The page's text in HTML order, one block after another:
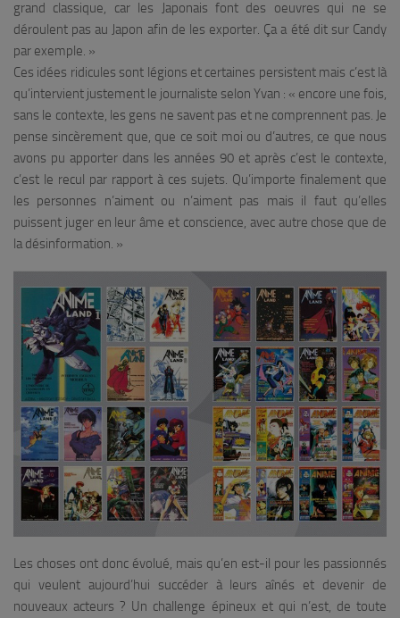
grand classique, car les Japonais font des oeuvres qui ne se
déroulent pas au Japon afin de les exporter. Ça a été dit sur Candy
par exemple. »
Ces idées ridicules sont légions et certaines persistent mais c’est là
qu’intervient justement le journaliste selon Yvan : « encore une fois,
sans le contexte, les gens ne savent pas et ne comprennent pas. Je
pense sincèrement que, que ce soit moi ou d’autres, ce que nous
avons pu apporter dans les années 90 et après c’est le contexte,
c’est le recul par rapport à ces sujets. Qu’importe finalement que
les personnes n’aiment ou n’aiment pas mais il faut qu’elles
puissent juger en leur âme et conscience, avec autre chose que de
la désinformation. »
Les choses ont donc évolué, mais qu’en est-il pour les passionnés
qui veulent aujourd’hui succéder à leurs aînés et devenir de
nouveaux acteurs ? Un challenge épineux et qui n’est, de toute